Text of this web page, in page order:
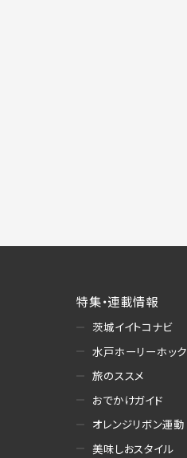
特集・連載情報
茨城イイトコナビ
水戸ホーリーホック
旅のススメ
おでかけガイド
オレンジリボン運動
美味しおスタイル